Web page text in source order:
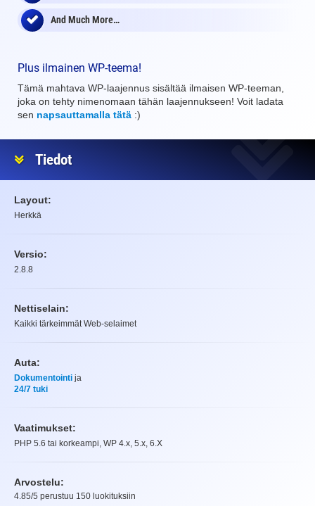
And Much More…
Plus ilmainen WP-teema!
Tämä mahtava WP-laajennus sisältää ilmaisen WP-teeman,
joka on tehty nimenomaan tähän laajennukseen! Voit ladata
sen napsauttamalla tätä :)
Tiedot
Layout:
Herkkä
Versio:
2.8.8
Nettiselain:
Kaikki tärkeimmät Web-selaimet
Auta:
Dokumentointi ja
24/7 tuki
Vaatimukset:
PHP 5.6 tai korkeampi, WP 4.x, 5.x, 6.X
Arvostelu:
4.85/5 perustuu 150 luokituksiin